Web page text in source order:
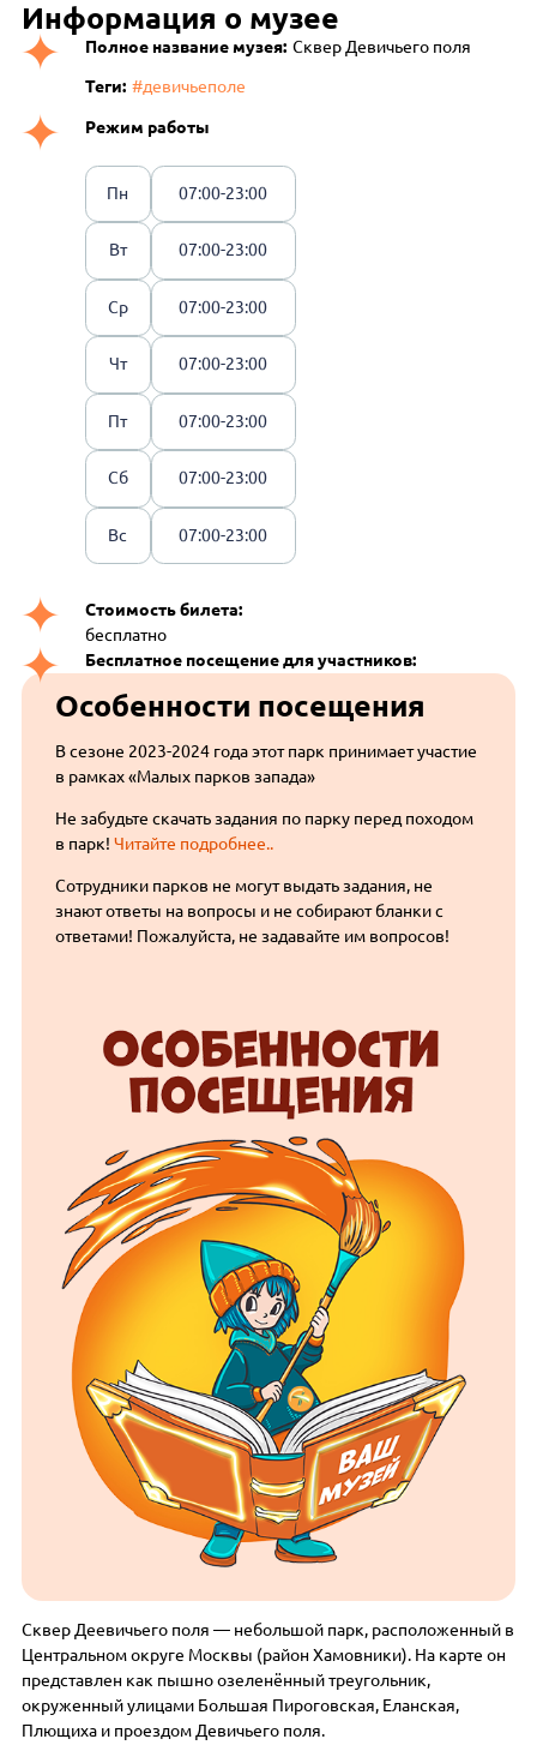
Информация о музее
Полное название музея: Сквер Девичьего поля
Теги: #девичьеполе
Режим работы
Пн 07:00-23:00
Вт 07:00-23:00
Ср 07:00-23:00
Чт 07:00-23:00
Пт 07:00-23:00
Сб 07:00-23:00
Вс 07:00-23:00
Стоимость билета:
бесплатно
Бесплатное посещение для участников:
Особенности посещения
В сезоне 2023-2024 года этот парк принимает участие
в рамках «Малых парков запада»
Не забудьте скачать задания по парку перед походом
в парк!Читайте подробнее..
Сотрудники парков не могут выдать задания, не
знают ответы на вопросы и не собирают бланки с
ответами! Пожалуйста, не задавайте им вопросов!
Сквер Деевичьего поля — небольшой парк, расположенный в
Центральном округе Москвы (район Хамовники). На карте он
представлен как пышно озеленённый треугольник,
окруженный улицами Большая Пироговская, Еланская,
Плющиха и проездом Девичьего поля.